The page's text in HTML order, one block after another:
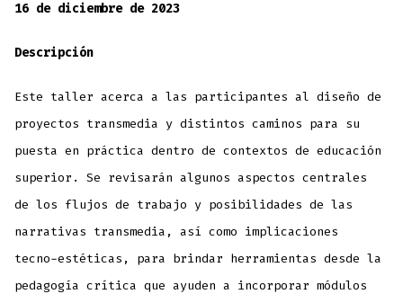
16 de diciembre de 2023
Descripción
Este taller acerca a las participantes al diseño de
proyectos transmedia y distintos caminos para su
puesta en práctica dentro de contextos de educación
superior. Se revisarán algunos aspectos centrales
de los flujos de trabajo y posibilidades de las
narrativas transmedia, así como implicaciones
tecno-estéticas, para brindar herramientas desde la
pedagogía crítica que ayuden a incorporar módulos